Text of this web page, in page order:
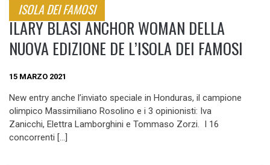
ISOLA DEI FAMOSI
ILARY BLASI ANCHOR WOMAN DELLA
NUOVA EDIZIONE DE L’ISOLA DEI FAMOSI
15 MARZO 2021
New entry anche l’inviato speciale in Honduras, il campione
olimpico Massimiliano Rosolino e i 3 opinionisti: Iva
Zanicchi, Elettra Lamborghini e Tommaso Zorzi. I 16
concorrenti […]